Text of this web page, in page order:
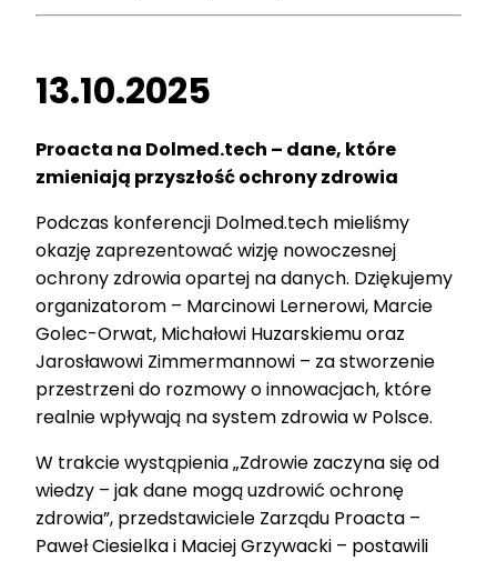
13.10.2025
Proacta na Dolmed.tech – dane, które
zmieniają przyszłość ochrony zdrowia
Podczas konferencji Dolmed.tech mieliśmy
okazję zaprezentować wizję nowoczesnej
ochrony zdrowia opartej na danych. Dziękujemy
organizatorom – Marcinowi Lernerowi, Marcie
Golec-Orwat, Michałowi Huzarskiemu oraz
Jarosławowi Zimmermannowi – za stworzenie
przestrzeni do rozmowy o innowacjach, które
realnie wpływają na system zdrowia w Polsce.
W trakcie wystąpienia „Zdrowie zaczyna się od
wiedzy – jak dane mogą uzdrowić ochronę
zdrowia”, przedstawiciele Zarządu Proacta –
Paweł Ciesielka i Maciej Grzywacki – postawili